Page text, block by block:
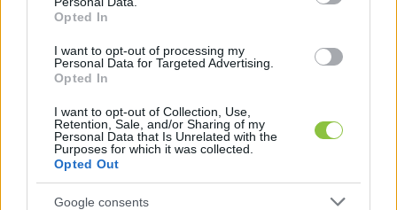
Opted In
I want to opt-out of processing my
Personal Data for Targeted Advertising.
Opted In
I want to opt-out of Collection, Use,
Retention, Sale, and/or Sharing of my
Personal Data that Is Unrelated with the
Purposes for which it was collected.
Opted Out
Google consents
köpködni nem
Érezhetően közeledünk a kampányfinishez, és ezzel együtt
egyre furcsább, indulatosabb, elszomorítóbb események
zajlanak a politikai csatatéren. Igaz ez